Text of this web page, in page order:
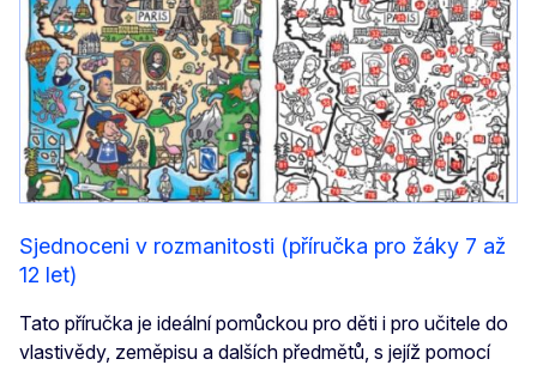
Sjednoceni v rozmanitosti (příručka pro žáky 7 až
12 let)
Tato příručka je ideální pomůckou pro děti i pro učitele do
vlastivědy, zeměpisu a dalších předmětů, s jejíž pomocí